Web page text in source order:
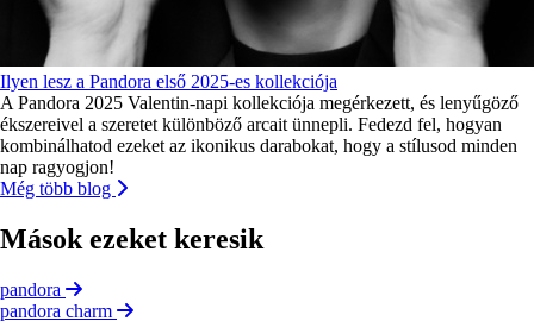
Ilyen lesz a Pandora első 2025-es kollekciója
A Pandora 2025 Valentin-napi kollekciója megérkezett, és lenyűgöző
ékszereivel a szeretet különböző arcait ünnepli. Fedezd fel, hogyan
kombinálhatod ezeket az ikonikus darabokat, hogy a stílusod minden
nap ragyogjon!
Még több blog
Mások ezeket keresik
pandora
pandora charm